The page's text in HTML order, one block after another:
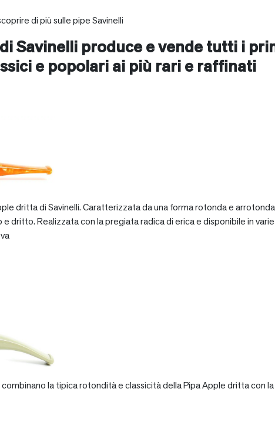
di più sulle pipe Savinelli
Savinelli produce e vende tutti i
e popolari ai più rari e raffinati
dritta di Savinelli. Caratterizzata da una forma rotonda e
dritto. Realizzata con la pregiata radica di erica e disponibile in
la tipica rotondità e classicità della Pipa Apple dritta con